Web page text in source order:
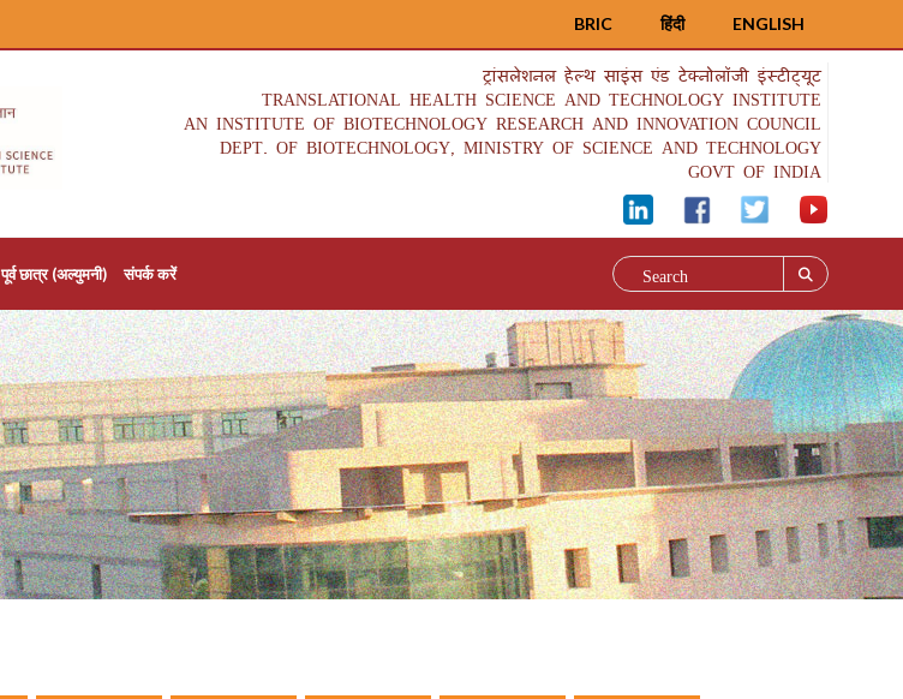
ENGLISH
हिंदी
BRIC
ट्रांसलेशनल हेल्थ साइंस एंड टेक्नोलॉजी इंस्टीट्यूट
TRANSLATIONAL HEALTH SCIENCE AND TECHNOLOGY INSTITUTE
AN INSTITUTE OF BIOTECHNOLOGY RESEARCH AND INNOVATION COUNCIL
DEPT. OF BIOTECHNOLOGY, MINISTRY OF SCIENCE AND TECHNOLOGY
GOVT OF INDIA
पूर्व छात्र (अल्युमनी) संपर्क करें